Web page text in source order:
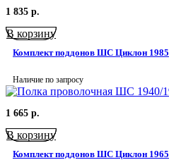
1 835 р.
В корзину
Комплект поддонов ШС Циклон 1985
Наличие по запросу
1 665 р.
В корзину
Комплект поддонов ШС Циклон 1965